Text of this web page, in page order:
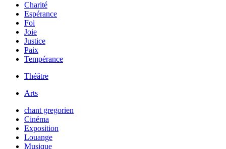
Charité
Espérance
Foi
Joie
Justice
Paix
Tempérance
Théâtre
Arts
chant gregorien
Cinéma
Exposition
Louange
Musique